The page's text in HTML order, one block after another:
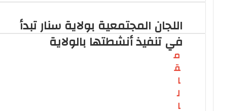
البريد
اللجان المجتمعية بولاية سنار تبدأ
في تنفيذ أنشطتها بالولاية
م
ق
ا
ل
ا